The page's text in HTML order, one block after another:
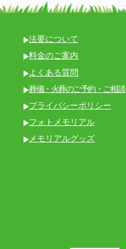
法要について
料金のご案内
よくある質問
葬儀・火葬のご予約・ご相談
プライバシーポリシー
フォトメモリアル
メモリアルグッズ